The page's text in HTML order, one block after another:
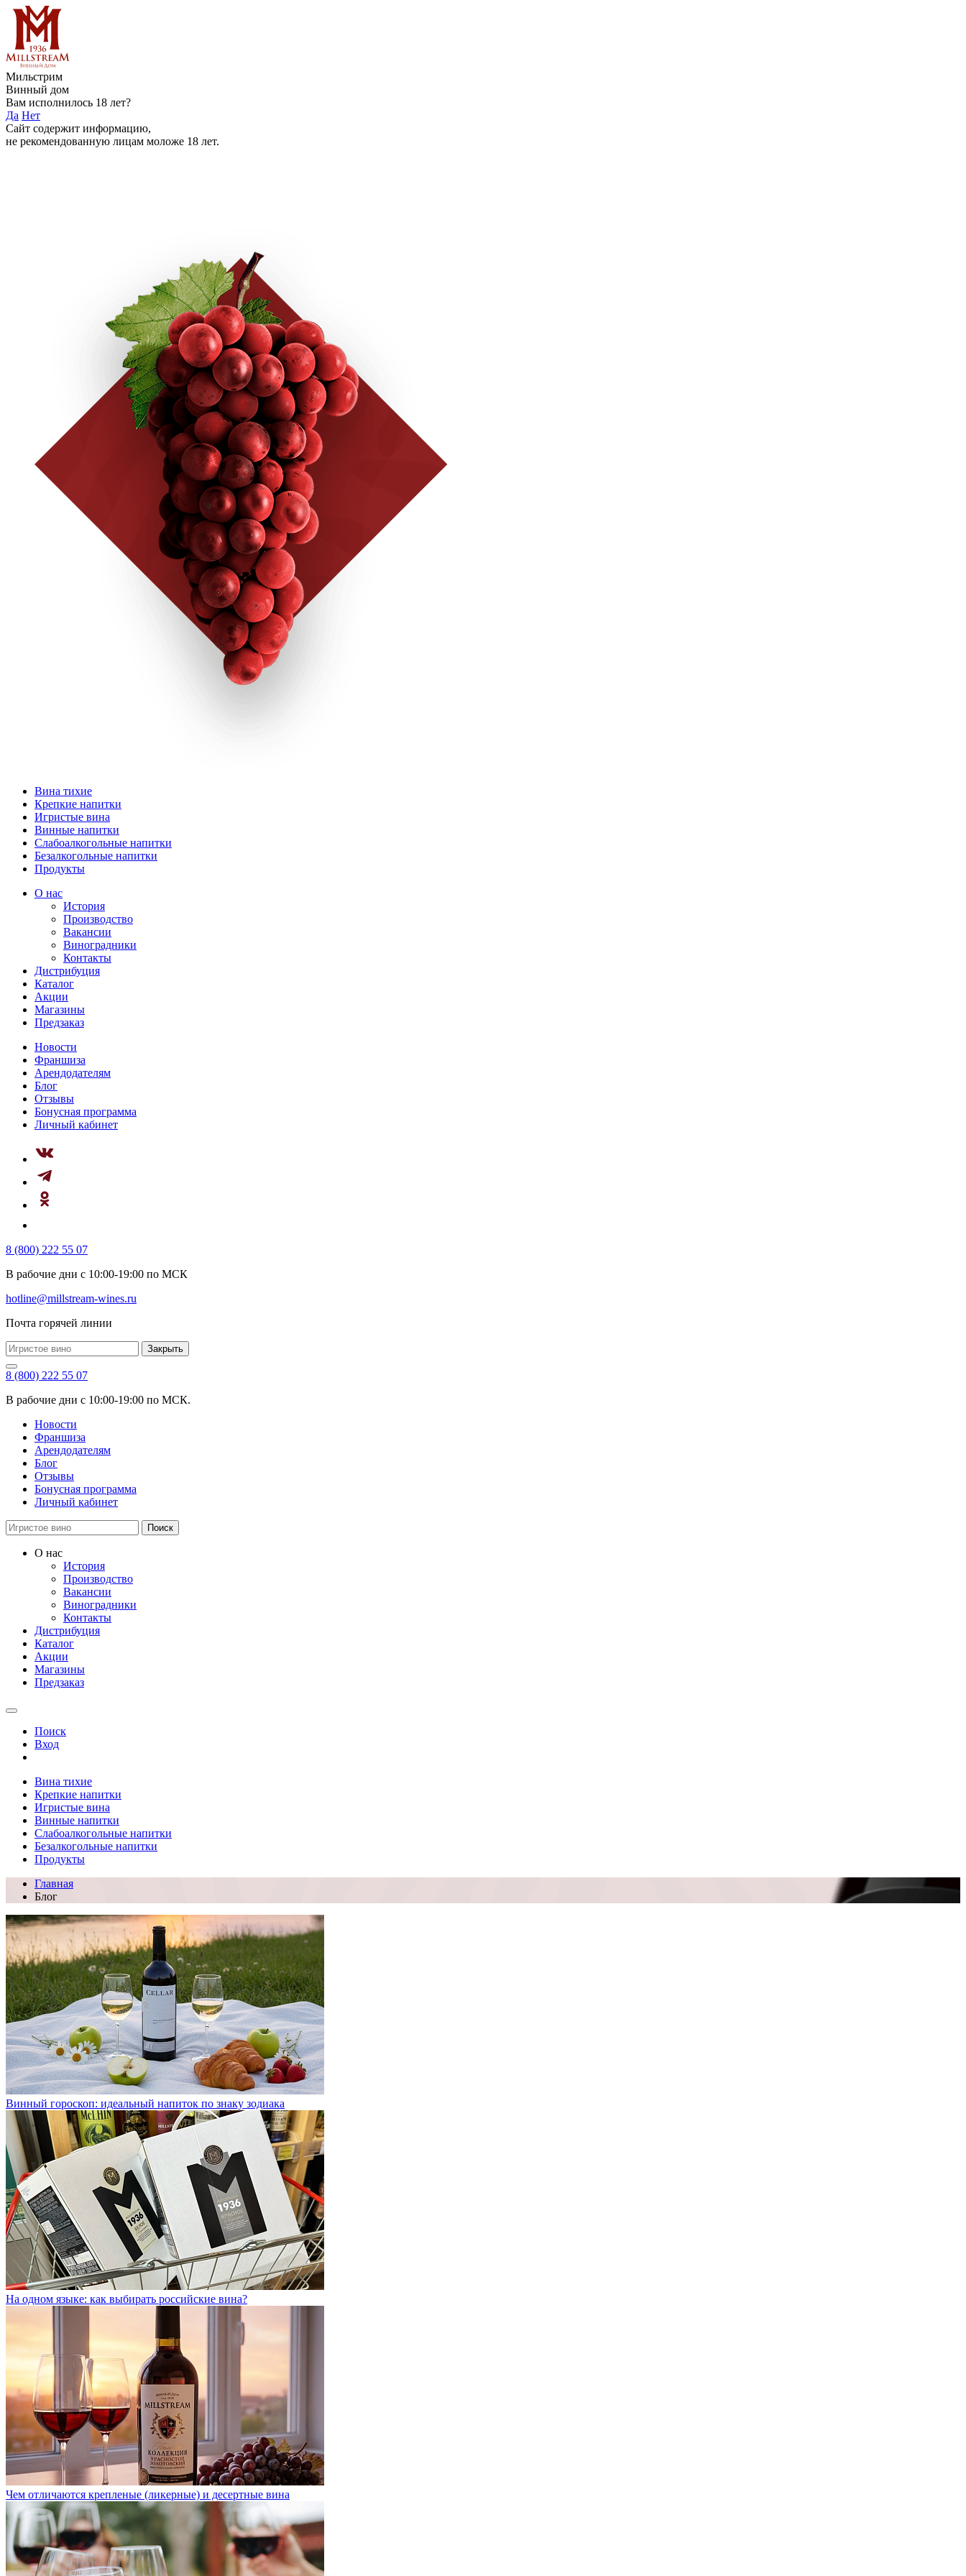
Мильстрим
Винный дом
Вам исполнилось 18 лет?
Да Нет
Сайт содержит информацию,
не рекомендованную лицам моложе 18 лет.
Вина тихие
Крепкие напитки
Игристые вина
Винные напитки
Слабоалкогольные напитки
Безалкогольные напитки
Продукты
О нас
История
Производство
Вакансии
Виноградники
Контакты
Дистрибуция
Каталог
Акции
Магазины
Предзаказ
Новости
Франшиза
Арендодателям
Блог
Отзывы
Бонусная программа
Личный кабинет
8 (800) 222 55 07
В рабочие дни с 10:00-19:00 по МСК
hotline@millstream-wines.ru
Почта горячей линии
Закрыть
8 (800) 222 55 07
В рабочие дни с 10:00-19:00 по МСК.
Новости
Франшиза
Арендодателям
Блог
Отзывы
Бонусная программа
Личный кабинет
Поиск
О нас
История
Производство
Вакансии
Виноградники
Контакты
Дистрибуция
Каталог
Акции
Магазины
Предзаказ
Поиск
Вход
Вина тихие
Крепкие напитки
Игристые вина
Винные напитки
Слабоалкогольные напитки
Безалкогольные напитки
Продукты
Главная
Блог
Винный гороскоп: идеальный напиток по знаку зодиака
На одном языке: как выбирать российские вина?
Чем отличаются крепленые (ликерные) и десертные вина